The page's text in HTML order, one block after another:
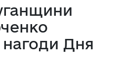
нагоди Дня